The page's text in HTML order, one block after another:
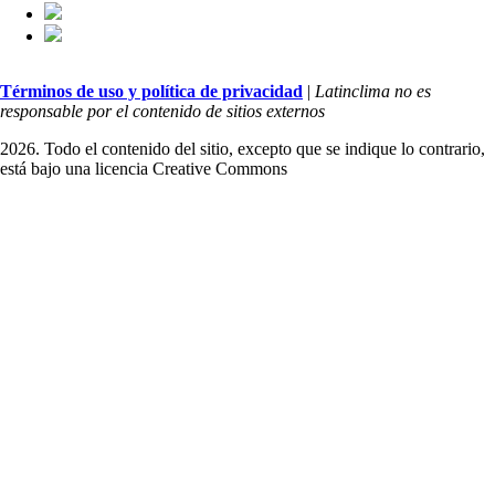
Términos de uso y política de privacidad | Latinclima no es
responsable por el contenido de sitios externos
2026. Todo el contenido del sitio, excepto que se indique lo contrario,
está bajo una licencia Creative Commons